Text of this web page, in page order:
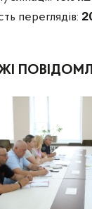
переглядів: